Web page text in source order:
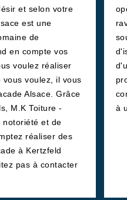
et selon votre
est une
de
en compte vos
voulez réaliser
voulez, il vous
Alsace. Grâce
M.K Toiture -
notoriété et de
réaliser des
à Kertzfeld
pas à contacter
à